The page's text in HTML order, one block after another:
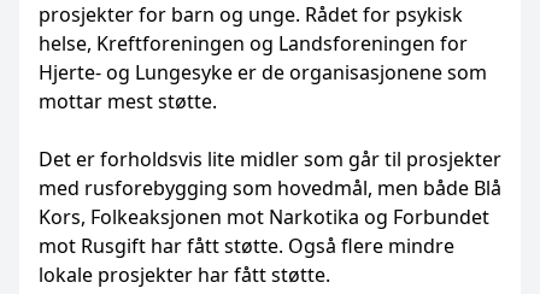
prosjekter for barn og unge. Rådet for psykisk
helse, Kreftforeningen og Landsforeningen for
Hjerte- og Lungesyke er de organisasjonene som
mottar mest støtte.
Det er forholdsvis lite midler som går til prosjekter
med rusforebygging som hovedmål, men både Blå
Kors, Folkeaksjonen mot Narkotika og Forbundet
mot Rusgift har fått støtte. Også flere mindre
lokale prosjekter har fått støtte.